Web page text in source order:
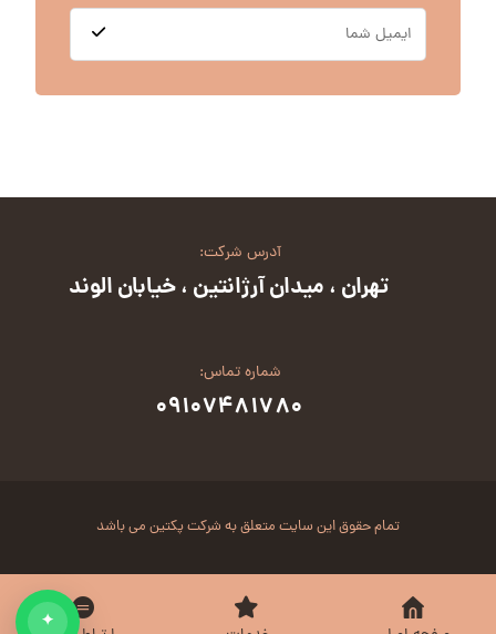
آدرس شرکت:
تهران ، میدان آرژانتین ، خیابان الوند
شماره تماس:
۰۹۱۰۷۴۸۱۷۸۰
تمام حقوق این سایت متعلق به شرکت پکتین می باشد
✦